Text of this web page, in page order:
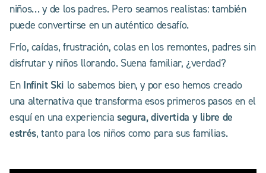
niños… y de los padres. Pero seamos realistas: también
puede convertirse en un auténtico desafío.
Frío, caídas, frustración, colas en los remontes, padres sin
disfrutar y niños llorando. Suena familiar, ¿verdad?
En Infinit Ski lo sabemos bien, y por eso hemos creado
una alternativa que transforma esos primeros pasos en el
esquí en una experiencia segura, divertida y libre de
estrés, tanto para los niños como para sus familias.